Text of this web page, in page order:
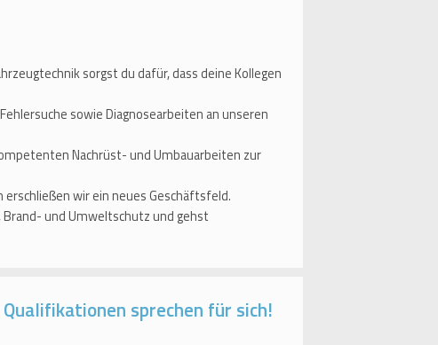
sorgst du dafür, dass deine Kollegen
sowie Diagnosearbeiten an unseren
Nachrüst- und Umbauarbeiten zur
wir ein neues Geschäftsfeld.
und Umweltschutz und gehst
sprechen für sich!